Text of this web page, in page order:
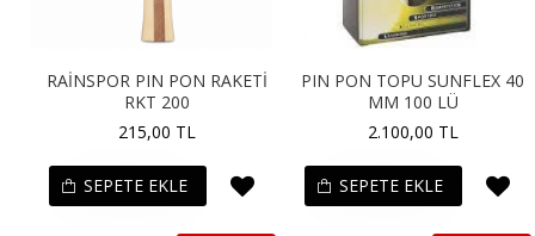
RAİNSPOR PIN PON RAKETİ
RKT 200
215,00 TL
SEPETE EKLE
PIN PON TOPU SUNFLEX 40
MM 100 LÜ
2.100,00 TL
SEPETE EKLE